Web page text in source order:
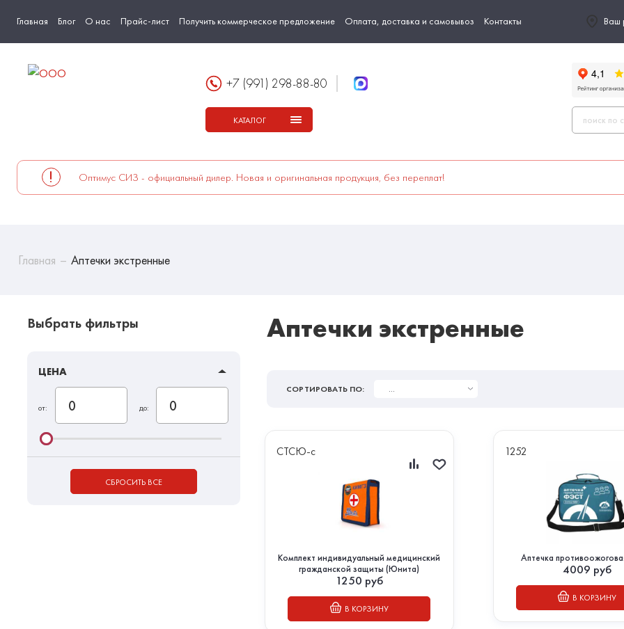
Главная Блог О нас Прайс-лист Получить коммерческое предложение Оплата, доставка и самовывоз Контакты Ваш
+7 (991) 298-88-80
КАТАЛОГ
Оптимус СИЗ - официальный дилер. Новая и оригинальная продукция, без переплат!
Главная Аптечки экстренные
Аптечки экстренные
СОРТИРОВАТЬ ПО: ...
СТСЮ-с
Комплект индивидуальный медицинский
гражданской защиты (Юнита)
1250 руб
В КОРЗИНУ
1252
Аптечка
4009 руб
В КОРЗИНУ
Выбрать фильтры
ЦЕНА
от: до:
СБРОСИТЬ ВСЕ